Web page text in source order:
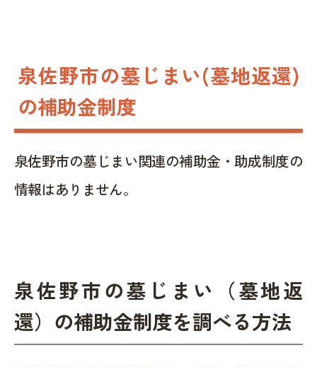
泉佐野市の墓じまい(墓地返還)
の補助金制度
泉佐野市の墓じまい関連の補助金・助成制度の
情報はありません。
泉佐野市の墓じまい（墓地返
還）の補助金制度を調べる方法